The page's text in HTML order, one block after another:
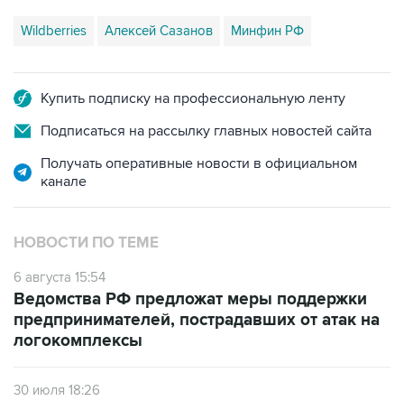
Wildberries Алексей Сазанов Минфин РФ
Купить подписку на профессиональную ленту
Подписаться на рассылку главных новостей сайта
Получать оперативные новости в официальном
канале
НОВОСТИ ПО ТЕМЕ
6 августа 15:54
Ведомства РФ предложат меры поддержки
предпринимателей, пострадавших от атак на
логокомплексы
30 июля 18:26